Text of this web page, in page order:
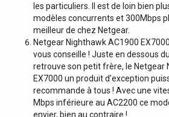
les particuliers. Il est de loin bien
modèles concurrents et 300Mbps
meilleur de chez Netgear.
Netgear Nighthawk AC1900
vous conseille ! Juste en dessous
retrouve son petit frère, le Netgear
EX7000 un produit d’exception
recommande à tous ! Avec une
Mbps inférieure au AC2200 ce
envier, bien au contraire !